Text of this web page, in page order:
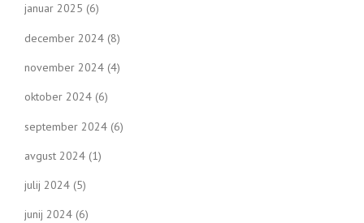
januar 2025 (6)
december 2024 (8)
november 2024 (4)
oktober 2024 (6)
september 2024 (6)
avgust 2024 (1)
julij 2024 (5)
junij 2024 (6)